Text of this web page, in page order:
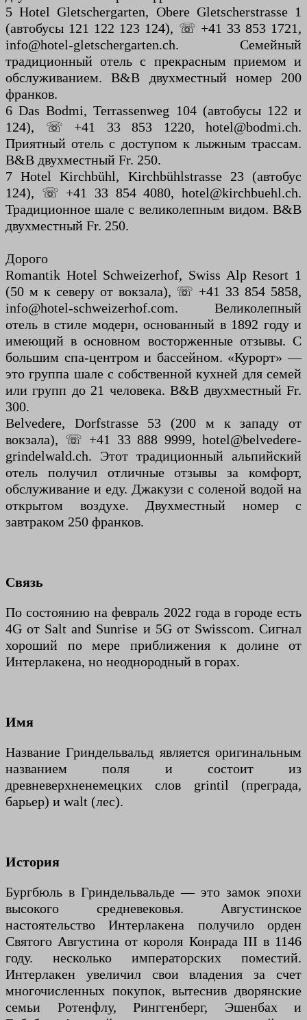
5 Hotel Gletschergarten, Obere Gletscherstrasse 1
(автобусы 121 122 123 124), ☏ +41 33 853 1721,
info@hotel-gletschergarten.ch. Семейный
традиционный отель с прекрасным приемом и
обслуживанием. B&B двухместный номер 200
франков.
6 Das Bodmi, Terrassenweg 104 (автобусы 122 и
124), ☏ +41 33 853 1220, hotel@bodmi.ch.
Приятный отель с доступом к лыжным трассам.
B&B двухместный Fr. 250.
7 Hotel Kirchbühl, Kirchbühlstrasse 23 (автобус
124), ☏ +41 33 854 4080, hotel@kirchbuehl.ch.
Традиционное шале с великолепным видом. B&B
двухместный Fr. 250.
Дорого
Romantik Hotel Schweizerhof, Swiss Alp Resort 1
(50 м к северу от вокзала), ☏ +41 33 854 5858,
info@hotel-schweizerhof.com. Великолепный
отель в стиле модерн, основанный в 1892 году и
имеющий в основном восторженные отзывы. С
большим спа-центром и бассейном. «Курорт» —
это группа шале с собственной кухней для семей
или групп до 21 человека. B&B двухместный Fr.
300.
Belvedere, Dorfstrasse 53 (200 м к западу от
вокзала), ☏ +41 33 888 9999, hotel@belvedere-
grindelwald.ch. Этот традиционный альпийский
отель получил отличные отзывы за комфорт,
обслуживание и еду. Джакузи с соленой водой на
открытом воздухе. Двухместный номер с
завтраком 250 франков.
Связь
По состоянию на февраль 2022 года в городе есть
4G от Salt and Sunrise и 5G от Swisscom. Сигнал
хороший по мере приближения к долине от
Интерлакена, но неоднородный в горах.
Имя
Название Гриндельвальд является оригинальным
названием поля и состоит из
древневерхненемецких слов grintil (преграда,
барьер) и walt (лес).
История
Бургбюль в Гриндельвальде — это замок эпохи
высокого средневековья. Августинское
настоятельство Интерлакена получило орден
Святого Августина от короля Конрада III в 1146
году. несколько императорских поместий.
Интерлакен увеличил свои владения за счет
многочисленных покупок, вытеснив дворянские
семьи Ротенфлу, Ринггенберг, Эшенбах и